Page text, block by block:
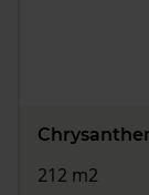
212 m2